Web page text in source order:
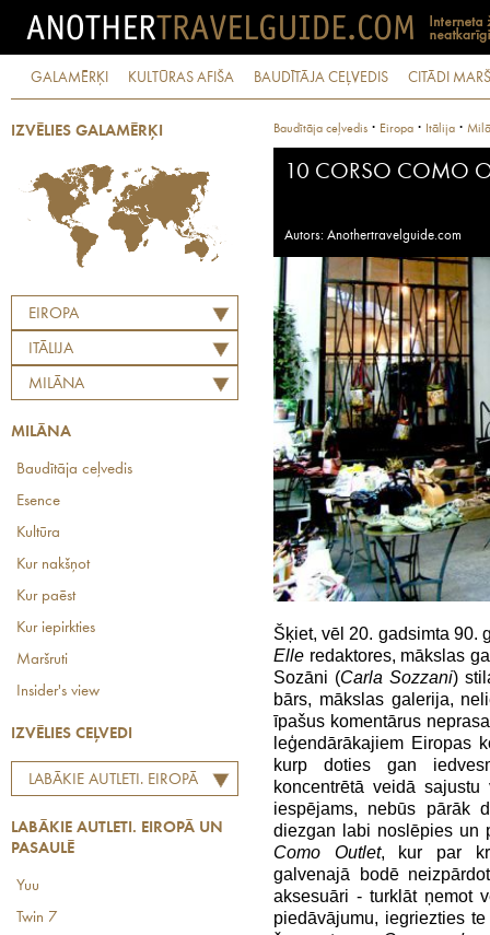
GALAMĒRĶI KULTŪRAS AFIŠA BAUDĪTĀJA CEĻVEDIS CITĀDI
IZVĒLIES GALAMĒRĶI
EIROPA
ITĀLIJA
MILĀNA
MILĀNA
Baudītāja ceļvedis
Esence
Kultūra
Kur nakšņot
Kur paēst
Kur iepirkties
Maršruti
Insider's view
IZVĒLIES CEĻVEDI
LABĀKIE AUTLETI. EIROPĀ
LABĀKIE AUTLETI. EIROPĀ UN
PASAULĒ
Yuu
Twin 7
Baudītāja ceļvedis · Eiropa · Itālija ·
10 CORSO COMO
Autors: Anothertravelguide.com
Šķiet, vēl 20. gadsimta 90.
Elle redaktores, mākslas
Sozāni (Carla Sozzani)
bārs, mākslas galerija,
īpašus komentārus
leģendārākajiem Eiropas
kurp doties gan
koncentrētā veidā
iespējams, nebūs pārāk
diezgan labi noslēpies un
Como Outlet, kur par
galvenajā bodē
aksesuāri - turklāt ņemot
piedāvājumu, iegriezties